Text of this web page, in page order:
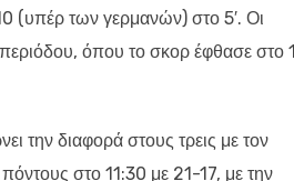
(υπέρ των γερμανών) στο 5′. Οι
περιόδου, όπου το σκορ έφθασε στο
την διαφορά στους τρεις με τον
στο 11:30 με 21-17, με την